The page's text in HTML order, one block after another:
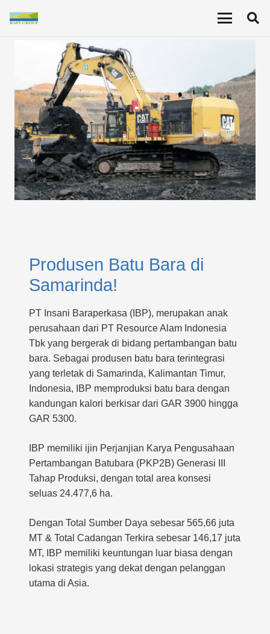
Produsen Batu Bara di
Samarinda!
PT Insani Baraperkasa (IBP), merupakan anak
perusahaan dari PT Resource Alam Indonesia
Tbk yang bergerak di bidang pertambangan batu
bara. Sebagai produsen batu bara terintegrasi
yang terletak di Samarinda, Kalimantan Timur,
Indonesia, IBP memproduksi batu bara dengan
kandungan kalori berkisar dari GAR 3900 hingga
GAR 5300.
IBP memiliki ijin Perjanjian Karya Pengusahaan
Pertambangan Batubara (PKP2B) Generasi III
Tahap Produksi, dengan total area konsesi
seluas 24.477,6 ha.
Dengan Total Sumber Daya sebesar 565,66 juta
MT & Total Cadangan Terkira sebesar 146,17 juta
MT, IBP memiliki keuntungan luar biasa dengan
lokasi strategis yang dekat dengan pelanggan
utama di Asia.